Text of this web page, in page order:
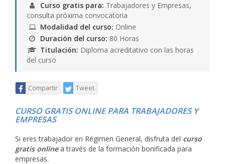
Curso gratis para: Trabajadores y Empresas,
consulta próxima convocatoria
Modalidad del curso: Online
Duración del curso: 80 Horas
Titulación: Diploma acreditativo con las horas
del curso
Compartir Tweet
CURSO GRATIS ONLINE PARA TRABAJADORES Y
EMPRESAS
Si eres trabajador en Régimen General, disfruta del curso
gratis onlinea través de la formación bonificada para
empresas.